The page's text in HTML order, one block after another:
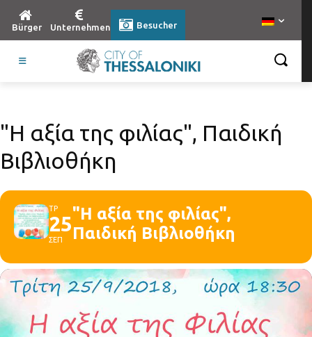
Bürger Unternehmen Besucher
"Η αξία της φιλίας", Παιδική
Βιβλιοθήκη
ΤΡ
25
ΣΕΠ
"Η αξία της φιλίας",
Παιδική Βιβλιοθήκη